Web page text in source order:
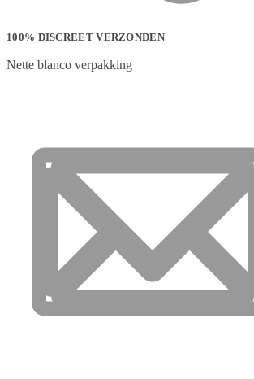
100% DISCREET VERZONDEN
Nette blanco verpakking